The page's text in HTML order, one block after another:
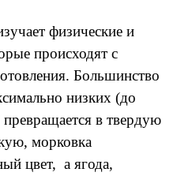
физические и
происходят с
Большинство
низких (до
в твердую
морковка
цвет, а ягода,